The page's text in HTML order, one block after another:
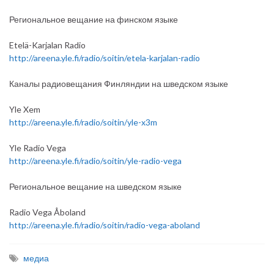
Региональное вещание на финском языке
Etelä-Karjalan Radio
http://areena.yle.fi/radio/soitin/etela-karjalan-radio
Каналы радиовещания Финляндии на шведском языке
Yle Xem
http://areena.yle.fi/radio/soitin/yle-x3m
Yle Radio Vega
http://areena.yle.fi/radio/soitin/yle-radio-vega
Региональное вещание на шведском языке
Radio Vega Åboland
http://areena.yle.fi/radio/soitin/radio-vega-aboland
медиа